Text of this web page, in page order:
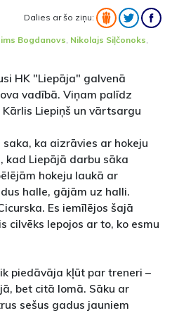
Dalies ar šo ziņu:
Bogdanovs, Nikolajs Siļčonoks,
HK "Liepāja" galvenā
vadībā. Viņam palīdz
Liepiņš un vārtsargu
ka aizrāvies ar hokeju
kad Liepājā darbu sāka
hokeju laukā ar
halle, gājām uz halli.
Es iemīlējos šajā
cilvēks lepojos ar to, ko esmu
piedāvāja kļūt par treneri –
bet citā lomā. Sāku ar
sešus gadus jauniem